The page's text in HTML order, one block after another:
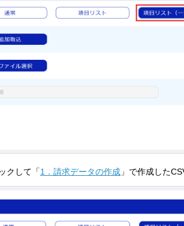
クして「1．請求データの作成 」で作成した